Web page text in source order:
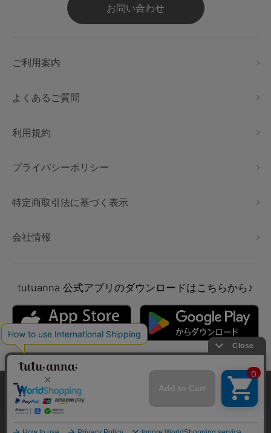
お問い合わせ
ご利用案内
よくあるご質問
利用規約
プライバシーポリシー
特定商取引法に基づく表示
会社情報
tutuanna 公式アプリのダウンロードはこちらから♪
本サイトでは、より快適にご利用いただけるようCookieを利用し
ています。詳細については
をご確認くださ
い。
承諾する